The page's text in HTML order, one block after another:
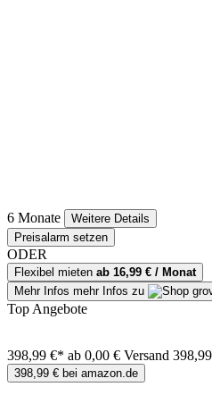
6 Monate
Weitere Details
Preisalarm setzen
ODER
Flexibel mieten ab 16,99 € / Monat
Mehr Infos mehr Infos zu
Top Angebote
398,99 €* ab 0,00 € Versand
398,99 € bei amazon.de